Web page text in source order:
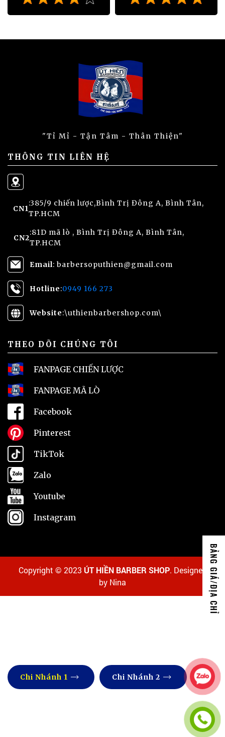
"Tỉ Mỉ - Tận Tâm - Thân Thiện"
THÔNG TIN LIÊN HỆ
CN1
:385/9 chiến lược,Bình Trị Đông A, Bình Tân,
TP.HCM
CN2
:81D mã lò , Bình Trị Đông A, Bình Tân,
TP.HCM
Email: barbersoputhien@gmail.com
Hotline:0949 166 273
Website:\uthienbarbershop.com\
THEO DÕI CHÚNG TÔI
FANPAGE CHIẾN LƯỢC
FANPAGE MÃ LÒ
Facebook
Pinterest
TikTok
Zalo
Youtube
Instagram
Copyright © 2023 ÚT HIỀN BARBER SHOP. Designed
by Nina
Chi Nhánh 1 Chi Nhánh 2